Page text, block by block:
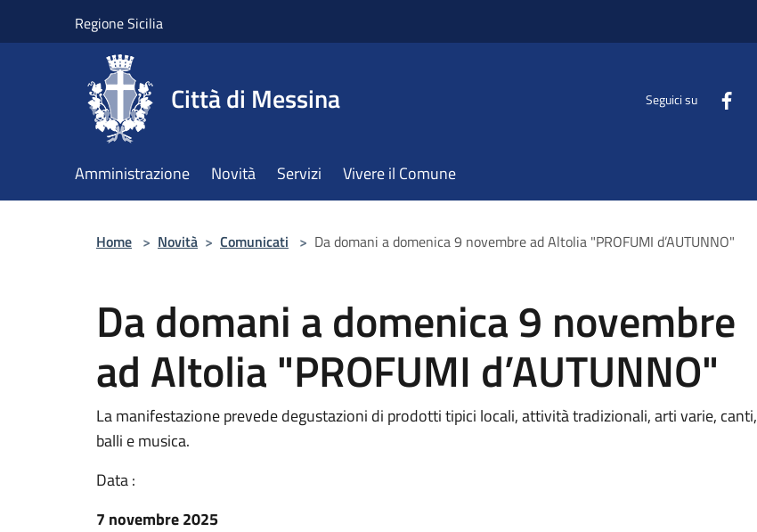
Regione Sicilia
Città di Messina Seguici su
Amministrazione Novità Servizi Vivere il Comune
Home > Novità > Comunicati > Da domani a domenica 9 novembre ad Altolia "PROFUMI d’AUTUNNO"
Da domani a domenica 9 novembre
ad Altolia "PROFUMI d’AUTUNNO"
La manifestazione prevede degustazioni di prodotti tipici locali, attività tradizionali, arti varie, canti,
balli e musica.
Data :
7 novembre 2025